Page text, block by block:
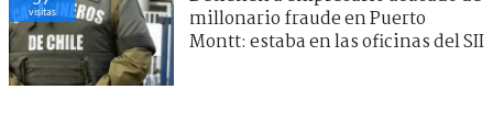
visitas
millonario fraude en Puerto
Montt: estaba en las oficinas del SII